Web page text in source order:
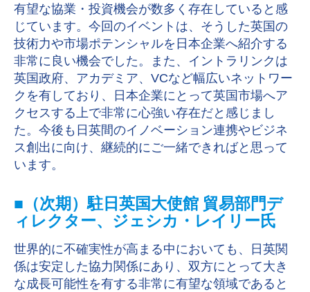
有望な協業・投資機会が数多く存在していると感
じています。今回のイベントは、そうした英国の
技術力や市場ポテンシャルを日本企業へ紹介する
非常に良い機会でした。また、イントラリンクは
英国政府、アカデミア、VCなど幅広いネットワー
クを有しており、日本企業にとって英国市場へア
クセスする上で非常に心強い存在だと感じまし
た。今後も日英間のイノベーション連携やビジネ
ス創出に向け、継続的にご一緒できればと思って
います。
■（次期）駐日英国大使館 貿易部門デ
ィレクター、ジェシカ・レイリー氏
世界的に不確実性が高まる中においても、日英関
係は安定した協力関係にあり、双方にとって大き
な成長可能性を有する非常に有望な領域であると